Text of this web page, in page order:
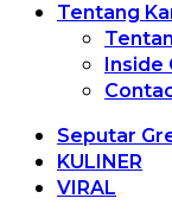
Tentang
Inside
Seputar
KULINER
VIRAL